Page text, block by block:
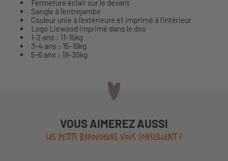
Fermeture éclair sur le devant
Sangle à l'entrejambe
Couleur unie à l’extérieure et imprimé à l’intérieur
Logo Liewood imprimé dans le dos
1-2 ans : 11-15kg
3-4 ans : 15-19kg
5-6 ans : 19-30kg
VOUS AIMEREZ AUSSI
LES PETITS BAROUDEURS VOUS CONSEILLENT !